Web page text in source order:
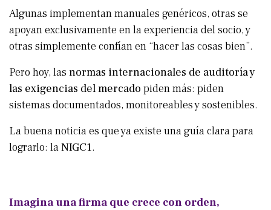
Algunas implementan manuales genéricos, otras se
apoyan exclusivamente en la experiencia del socio, y
otras simplemente confían en “hacer las cosas bien”.
Pero hoy, las normas internacionales de auditoría y
las exigencias del mercado piden más: piden
sistemas documentados, monitoreables y sostenibles.
La buena noticia es que ya existe una guía clara para
lograrlo: laNIGC1.
Imagina una firma que crece con orden,